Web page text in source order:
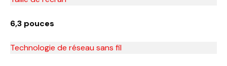
6,3 pouces
Technologie de réseau sans fil